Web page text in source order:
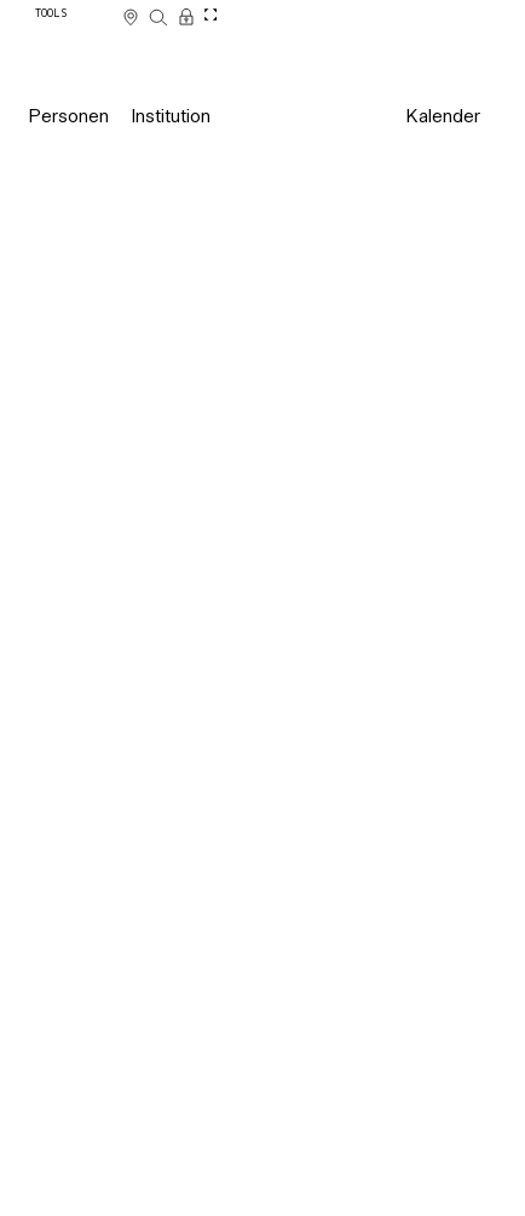
TOOLS
Personen Institution Kalender